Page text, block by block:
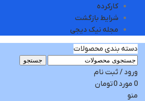
کارکرده
شرایط بازگشت
مجله نیک دیجی
دسته بندی محصولات
جستجو
ورود / ثبت نام
0 مورد 0تومان
منو